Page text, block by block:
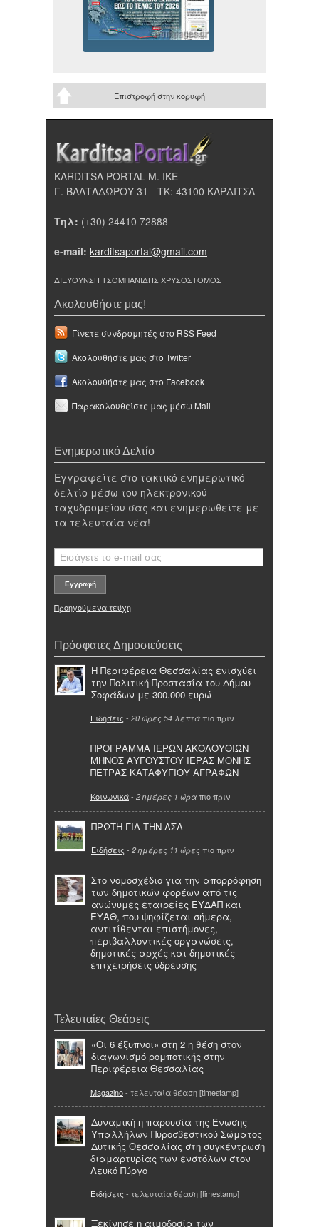
Επιστροφή στην κορυφή
KARDITSA PORTAL Μ. ΙΚΕ
Γ. ΒΑΛΤΑΔΩΡΟΥ 31 - ΤΚ: 43100 ΚΑΡΔΙΤΣΑ
Τηλ: (+30) 24410 72888
e-mail: karditsaportal@gmail.com
ΔΙΕΥΘΥΝΣΗ ΤΣΟΜΠΑΝΙΔΗΣ ΧΡΥΣΟΣΤΟΜΟΣ
Ακολουθήστε μας!
Γίνετε συνδρομητές στο RSS Feed
Ακολουθήστε μας στο Twitter
Ακολουθήστε μας στο Facebook
Παρακολουθείστε μας μέσω Mail
Ενημερωτικό Δελτίο
Εγγραφείτε στο τακτικό ενημερωτικό
δελτίο μέσω του ηλεκτρονικού
ταχυδρομείου σας και ενημερωθείτε με
τα τελευταία νέα!
Προηγούμενα τεύχη
Πρόσφατες Δημοσιεύσεις
Η Περιφέρεια Θεσσαλίας ενισχύει
την Πολιτική Προστασία του Δήμου
Σοφάδων με 300.000 ευρώ
Ειδήσεις - 20 ώρες 54 λεπτά πιο πριν
ΠΡΟΓΡΑΜΜΑ ΙΕΡΩΝ ΑΚΟΛΟΥΘΙΩΝ
ΜΗΝΟΣ ΑΥΓΟΥΣΤΟΥ ΙΕΡΑΣ ΜΟΝΗΣ
ΠΕΤΡΑΣ ΚΑΤΑΦΥΓΙΟΥ ΑΓΡΑΦΩΝ
Κοινωνικά- 2 ημέρες 1 ώρα πιο πριν
ΠΡΩΤΗ ΓΙΑ ΤΗΝ ΑΣΑ
Ειδήσεις - 2 ημέρες 11 ώρες πιο πριν
Στο νομοσχέδιο για την απορρόφηση
των δημοτικών φορέων από τις
ανώνυμες εταιρείες ΕΥΔΑΠ και
ΕΥΑΘ, που ψηφίζεται σήμερα,
αντιτίθενται επιστήμονες,
περιβαλλοντικές οργανώσεις,
δημοτικές αρχές και δημοτικές
επιχειρήσεις ύδρευσης
Τελευταίες Θεάσεις
«Οι 6 έξυπνοι» στη 2 η θέση στον
διαγωνισμό ρομποτικής στην
Περιφέρεια Θεσσαλίας
Magazino- τελευταία θέαση [timestamp]
Δυναμική η παρουσία της Ένωσης
Υπαλλήλων Πυροσβεστικού Σώματος
Δυτικής Θεσσαλίας στη συγκέντρωση
διαμαρτυρίας των ενστόλων στον
Λευκό Πύργο
Ειδήσεις - τελευταία θέαση [timestamp]
Ξεκίνησε η αιμοδοσία των